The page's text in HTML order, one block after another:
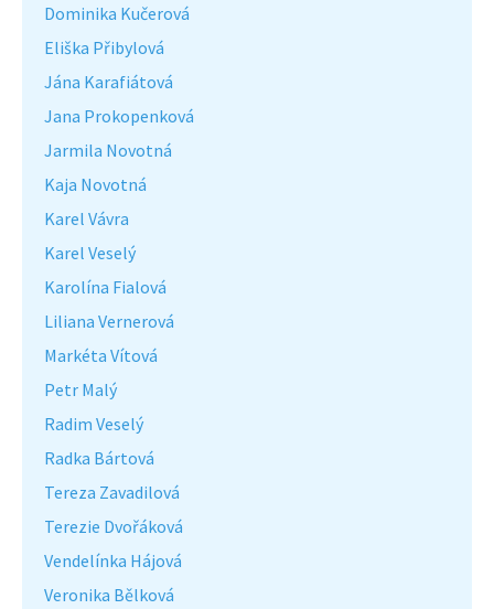
Dominika Kučerová
Eliška Přibylová
Jána Karafiátová
Jana Prokopenková
Jarmila Novotná
Kaja Novotná
Karel Vávra
Karel Veselý
Karolína Fialová
Liliana Vernerová
Markéta Vítová
Petr Malý
Radim Veselý
Radka Bártová
Tereza Zavadilová
Terezie Dvořáková
Vendelínka Hájová
Veronika Bělková